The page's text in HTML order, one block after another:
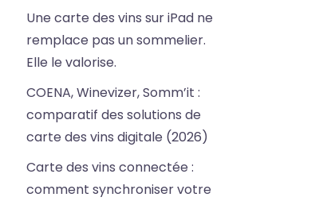
Une carte des vins sur iPad ne
remplace pas un sommelier.
Elle le valorise.
COENA, Winevizer, Somm’it :
comparatif des solutions de
carte des vins digitale (2026)
Carte des vins connectée :
comment synchroniser votre